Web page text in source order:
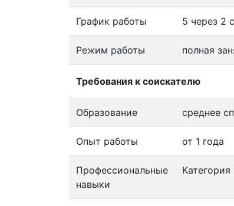
График работы 5 через 2
Режим работы полная
Требования к соискателю
Образование среднее
Опыт работы от 1 года
Профессиональные
навыки
Категория